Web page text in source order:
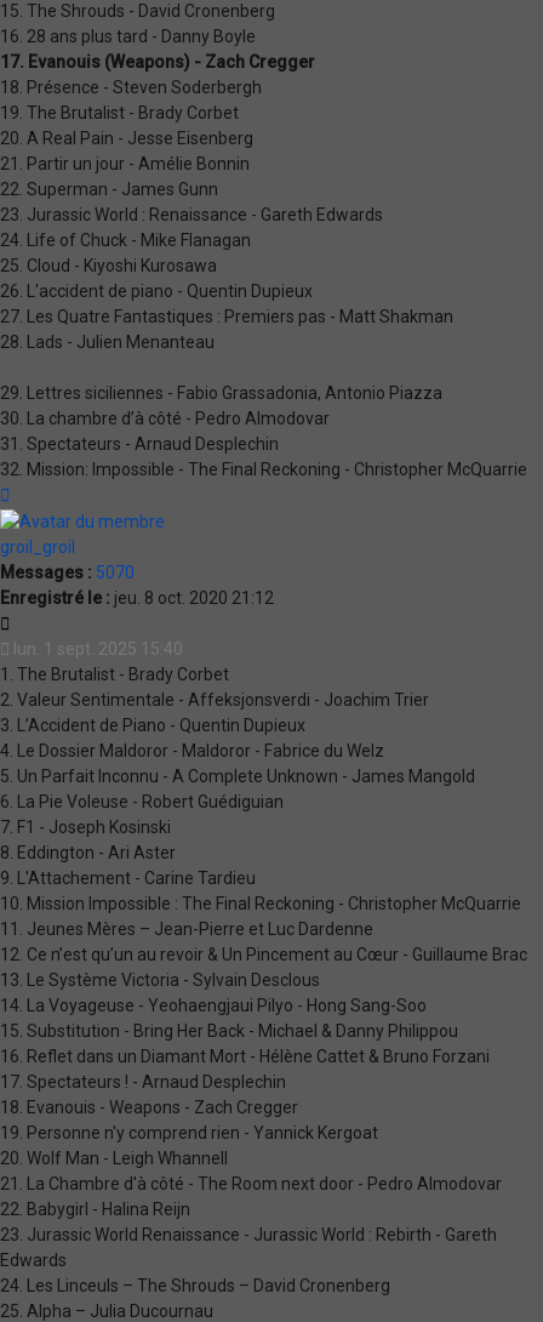
15. The Shrouds - David Cronenberg
16. 28 ans plus tard - Danny Boyle
17. Evanouis (Weapons) - Zach Cregger
18. Présence - Steven Soderbergh
19. The Brutalist - Brady Corbet
20. A Real Pain - Jesse Eisenberg
21. Partir un jour - Amélie Bonnin
22. Superman - James Gunn
23. Jurassic World : Renaissance - Gareth Edwards
24. Life of Chuck - Mike Flanagan
25. Cloud - Kiyoshi Kurosawa
26. L'accident de piano - Quentin Dupieux
27. Les Quatre Fantastiques : Premiers pas - Matt Shakman
28. Lads - Julien Menanteau
29. Lettres siciliennes - Fabio Grassadonia, Antonio Piazza
30. La chambre d’à côté - Pedro Almodovar
31. Spectateurs - Arnaud Desplechin
32. Mission: Impossible - The Final Reckoning - Christopher McQuarrie
groil_groil
Messages : 5070
Enregistré le : jeu. 8 oct. 2020 21:12
lun. 1 sept. 2025 15:40
1. The Brutalist - Brady Corbet
2. Valeur Sentimentale - Affeksjonsverdi - Joachim Trier
3. L’Accident de Piano - Quentin Dupieux
4. Le Dossier Maldoror - Maldoror - Fabrice du Welz
5. Un Parfait Inconnu - A Complete Unknown - James Mangold
6. La Pie Voleuse - Robert Guédiguian
7. F1 - Joseph Kosinski
8. Eddington - Ari Aster
9. L'Attachement - Carine Tardieu
10. Mission Impossible : The Final Reckoning - Christopher McQuarrie
11. Jeunes Mères – Jean-Pierre et Luc Dardenne
12. Ce n’est qu’un au revoir & Un Pincement au Cœur - Guillaume Brac
13. Le Système Victoria - Sylvain Desclous
14. La Voyageuse - Yeohaengjaui Pilyo - Hong Sang-Soo
15. Substitution - Bring Her Back - Michael & Danny Philippou
16. Reflet dans un Diamant Mort - Hélène Cattet & Bruno Forzani
17. Spectateurs ! - Arnaud Desplechin
18. Evanouis - Weapons - Zach Cregger
19. Personne n'y comprend rien - Yannick Kergoat
20. Wolf Man - Leigh Whannell
21. La Chambre d'à côté - The Room next door - Pedro Almodovar
22. Babygirl - Halina Reijn
23. Jurassic World Renaissance - Jurassic World : Rebirth - Gareth
Edwards
24. Les Linceuls – The Shrouds – David Cronenberg
25. Alpha – Julia Ducournau